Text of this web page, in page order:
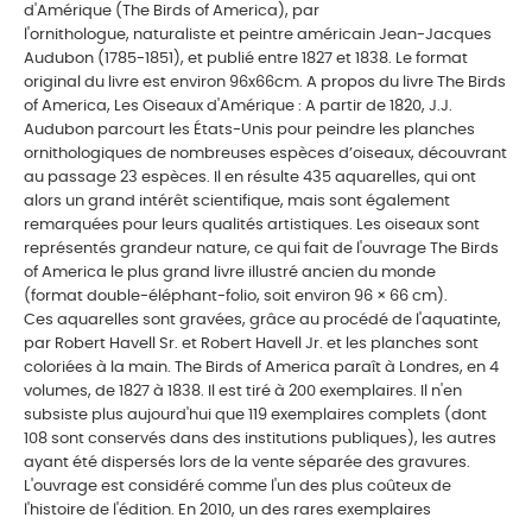
d'Amérique (The Birds of America), par
l'ornithologue, naturaliste et peintre américain Jean-Jacques
Audubon (1785-1851), et publié entre 1827 et 1838. Le format
original du livre est environ 96x66cm. A propos du livre The Birds
of America, Les Oiseaux d'Amérique : A partir de 1820, J.J.
Audubon parcourt les États-Unis pour peindre les planches
ornithologiques de nombreuses espèces d’oiseaux, découvrant
au passage 23 espèces. Il en résulte 435 aquarelles, qui ont
alors un grand intérêt scientifique, mais sont également
remarquées pour leurs qualités artistiques. Les oiseaux sont
représentés grandeur nature, ce qui fait de l'ouvrage The Birds
of America le plus grand livre illustré ancien du monde
(format double-éléphant-folio, soit environ 96 × 66 cm).
Ces aquarelles sont gravées, grâce au procédé de l'aquatinte,
par Robert Havell Sr. et Robert Havell Jr. et les planches sont
coloriées à la main. The Birds of America paraît à Londres, en 4
volumes, de 1827 à 1838. Il est tiré à 200 exemplaires. Il n'en
subsiste plus aujourd'hui que 119 exemplaires complets (dont
108 sont conservés dans des institutions publiques), les autres
ayant été dispersés lors de la vente séparée des gravures.
L'ouvrage est considéré comme l'un des plus coûteux de
l'histoire de l'édition. En 2010, un des rares exemplaires